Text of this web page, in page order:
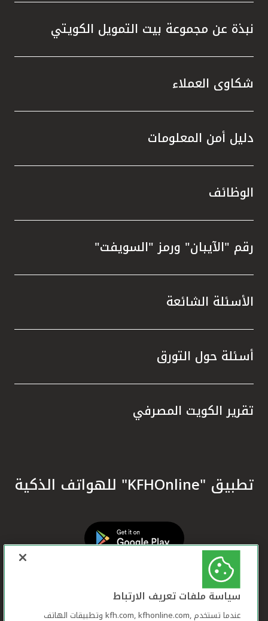
نبذة عن مجموعة بيت التمويل الكويتي
شكاوى العملاء
دليل أمن المعلومات
الوظائف
رقم "الآيبان" ورمز "السويفت"
الأسئلة الشائعة
أسئلة حول التورق
تقرير الكويت المصرفي
تطبيق "KFHOnline" للهواتف الذكية
سياسة ملفات تعريف الارتباط
عندما تستخدم ,kfh.com, kfhonline.com وتطبيقات الهاتف